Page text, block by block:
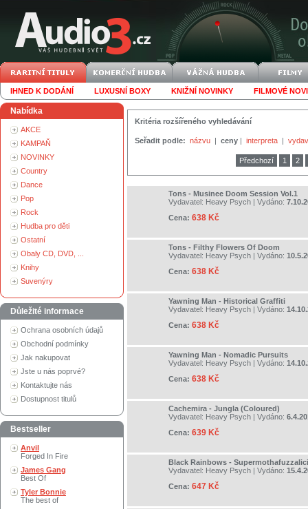
IHNED K DODÁNÍ LUXUSNÍ BOXY KNIŽNÍ NOVINKY FILMOVÉ
Nabídka
AKCE
KAMPAŇ
NOVINKY
Country
Dance
Pop
Rock
Hudba pro děti
Ostatní
Obaly CD, DVD, ...
Knihy
Suvenýry
Důležité informace
Ochrana osobních údajů
Obchodní podmínky
Jak nakupovat
Jste u nás poprvé?
Kontaktujte nás
Dostupnost titulů
Bestseller
Anvil
Forged In Fire
James Gang
Best Of
Tyler Bonnie
The best of
Kritéria rozšířeného vyhledávání
Seřadit podle: názvu | ceny | interpreta |
Předchozí 1 2
Tons - Musinee Doom Session Vol.1
Vydavatel: Heavy Psych | Vydáno:
Cena: 638 Kč
Tons - Filthy Flowers Of Doom
Vydavatel: Heavy Psych | Vydáno:
Cena: 638 Kč
Yawning Man - Historical Graffiti
Vydavatel: Heavy Psych | Vydáno:
Cena: 638 Kč
Yawning Man - Nomadic Pursuits
Vydavatel: Heavy Psych | Vydáno:
Cena: 638 Kč
Cachemira - Jungla (Coloured)
Vydavatel: Heavy Psych | Vydáno:
Cena: 639 Kč
Black Rainbows -
Vydavatel: Heavy Psych | Vydáno:
Cena: 647 Kč